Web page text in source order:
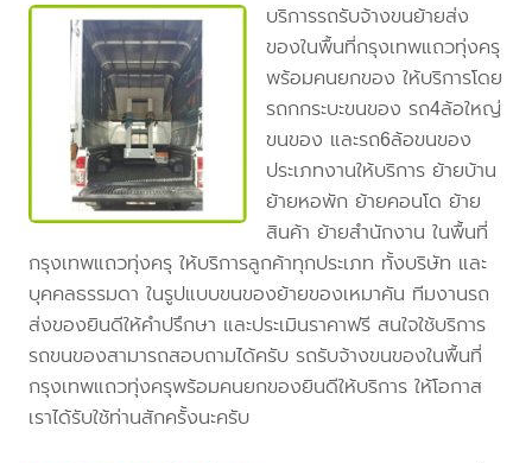
บริการรถรับจ้างขนย้ายส่ง
ของในพื้นที่กรุงเทพแถวทุ่งครุ
พร้อมคนยกของ ให้บริการโดย
รถกกระบะขนของ รถ4ล้อใหญ่
ขนของ และรถ6ล้อขนของ
ประเภทงานให้บริการ ย้ายบ้าน
ย้ายหอพัก ย้ายคอนโด ย้าย
สินค้า ย้ายสำนักงาน ในพื้นที่
กรุงเทพแถวทุ่งครุ ให้บริการลูกค้าทุกประเภท ทั้งบริษัท และ
บุคคลธรรมดา ในรูปแบบขนของย้ายของเหมาคัน ทีมงานรถ
ส่งของยินดีให้คำปรึกษา และประเมินราคาฟรี สนใจใช้บริการ
รถขนของสามารถสอบถามได้ครับ รถรับจ้างขนของในพื้นที่
กรุงเทพแถวทุ่งครุพร้อมคนยกของยินดีให้บริการ ให้โอกาส
เราได้รับใช้ท่านสักครั้งนะครับ